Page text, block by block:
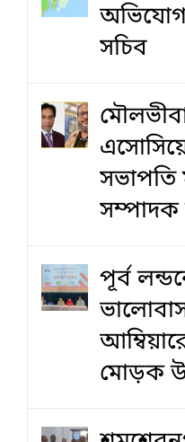
সচিব
সভাপতি
পূর্ব
মোড়ক